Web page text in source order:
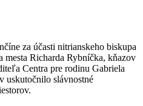
za účasti nitrianskeho biskupa
mesta Richarda Rybníčka, kňazov
Centra pre rodinu Gabriela
uskutočnilo slávnostné